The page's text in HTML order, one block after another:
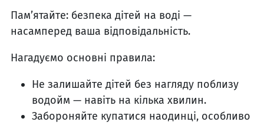
Пам’ятайте: безпека дітей на воді —
насамперед ваша відповідальність.
Нагадуємо основні правила:
Не залишайте дітей без нагляду поблизу
водойм — навіть на кілька хвилин.
Забороняйте купатися наодинці, особливо